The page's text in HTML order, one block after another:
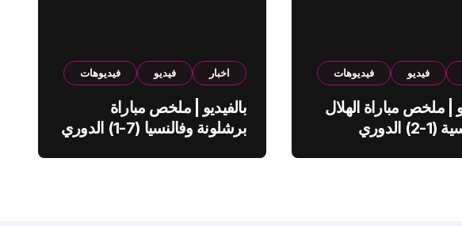
فيديو فيديوهات
| ملخص مباراة الهلال
والقادسية (1-2) الدوري
اخبار فيديو فيديوهات
بالفيديو | ملخص مباراة
برشلونة وفالنسيا (7-1) الدوري